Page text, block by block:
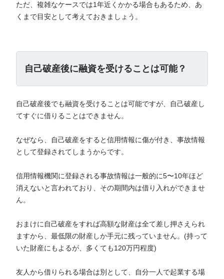
ただ、複雑なケースでは1年近くかかる場合もあるため、あ
くまで目安として考えておきましょう。
自己破産後に融資を受けることは可能？
自己破産後でも融資を受けることは可能ですが、自己破産し
てすぐに借りることはできません。
なぜなら、自己破産をすると信用情報に傷が付き、事故情報
として登録されてしまうからです。
信用情報機関に登録される事故情報は一般的に5〜10年ほど
消えないと言われており、その期間内は借り入れができませ
ん。
おまけに自己破産をすれば高額な財産は全て差し押さえられ
ますから、最低限の財産しか手元に残っていません。(持って
いた財産にもよるが、多くても120万円程度)
友人から借りられる場合は別として、自分一人で起業する場